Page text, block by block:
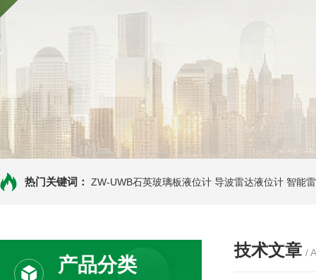
热门关键词： ZW-UWB石英玻璃板液位计 导波雷达液位计 智能
产品分类
技术文章 /